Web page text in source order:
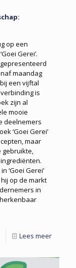
op een
Gerei’.
maandag
een vijftal
is
zijn al
mooie
deelnemers
‘Goei Gerei’
maar
gebruikte,
‘Goei Gerei’
op de markt
in
Lees meer